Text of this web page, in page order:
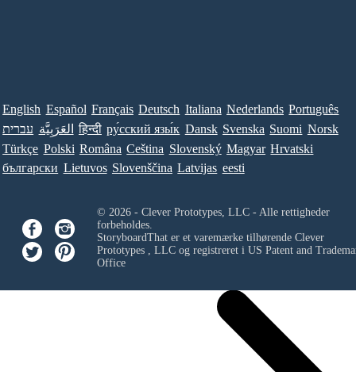
English Español Français Deutsch Italiana Nederlands Português
עברית العَرَبِيَّة हिन्दी ру́сский язы́к Dansk Svenska Suomi Norsk
Türkçe Polski Româna Ceština Slovenský Magyar Hrvatski
български Lietuvos Slovenščina Latvijas eesti
© 2026 - Clever Prototypes, LLC - Alle rettigheder
forbeholdes.
StoryboardThat er et varemærke tilhørende Clever
Prototypes , LLCog registreret i US Patent and
Office